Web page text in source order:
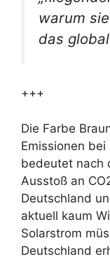
warum
das
+++
Die Farbe
Emissionen
bedeutet nach
Ausstoß an
Deutschland
aktuell kaum
Solarstrom
Deutschland